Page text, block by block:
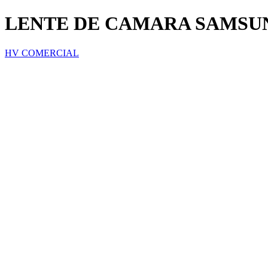
LENTE DE CAMARA
HV COMERCIAL